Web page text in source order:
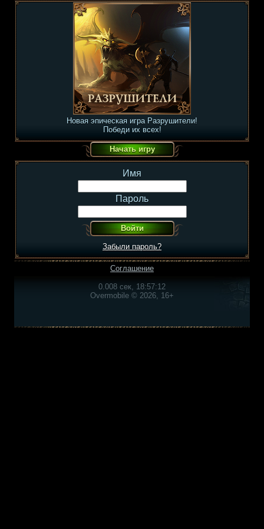
Новая эпическая игра Разрушители!
Победи их всех!
Имя
Пароль
Забыли пароль?
Соглашение
0.008 сек, 18:57:12
Overmobile © 2026, 16+